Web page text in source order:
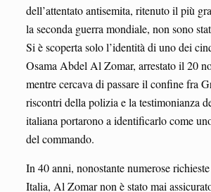
dell’attentato antisemita, ritenuto il più
la seconda guerra mondiale, non sono
Si è scoperta solo l’identità di uno dei
Osama Abdel Al Zomar, arrestato il 20
mentre cercava di passare il confine fra
riscontri della polizia e la testimonianza
italiana portarono a identificarlo come
del commando.
In 40 anni, nonostante numerose
Italia, Al Zomar non è stato mai